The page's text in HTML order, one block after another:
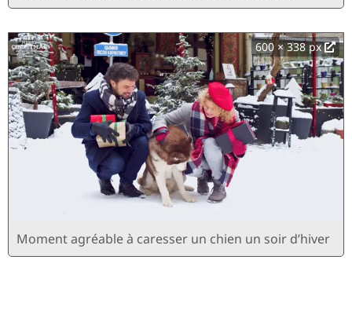
600 × 338 px
Moment agréable à caresser un chien un soir d’hiver